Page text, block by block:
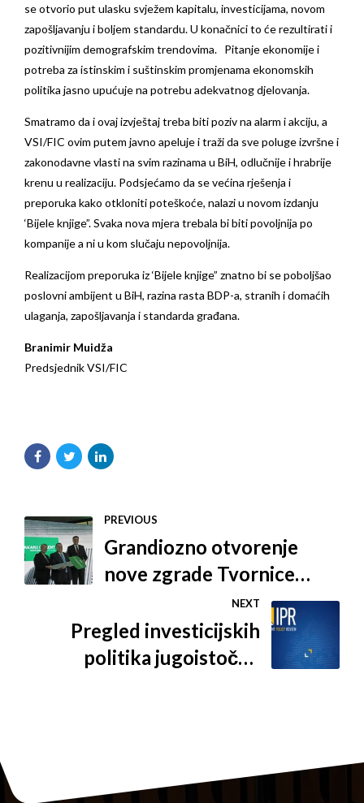
se otvorio put ulasku svježem kapitalu, investicijama, novom
zapošljavanju i boljem standardu. U konačnici to će rezultirati i
pozitivnijim demografskim trendovima. Pitanje ekonomije i
potreba za istinskim i suštinskim promjenama ekonomskih
politika jasno upućuje na potrebu adekvatnog djelovanja.
Smatramo da i ovaj izvještaj treba biti poziv na alarm i akciju, a
VSI/FIC ovim putem javno apeluje i traži da sve poluge izvršne i
zakonodavne vlasti na svim razinama u BiH, odlučnije i hrabrije
krenu u realizaciju. Podsjećamo da se većina rješenja i
preporuka kako otkloniti poteškoće, nalazi u novom izdanju
‘Bijele knjige”. Svaka nova mjera trebala bi biti povoljnija po
kompanije a ni u kom slučaju nepovoljnija.
Realizacijom preporuka iz ‘Bijele knjige” znatno bi se poboljšao
poslovni ambijent u BiH, razina rasta BDP-a, stranih i domaćih
ulaganja, zapošljavanja i standarda građana.
Branimir Muidža
Predsjednik VSI/FIC
PREVIOUS
Grandiozno otvorenje
nove zgrade Tvornice
cementa KakanjNEXT
Pregled investicijskih
politika jugoistočne